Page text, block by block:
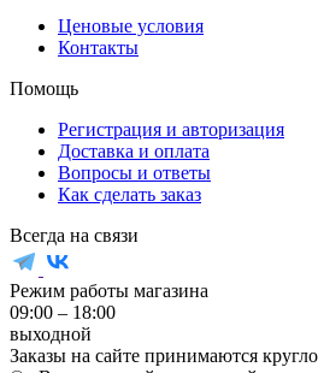
Ценовые условия
Контакты
Помощь
Регистрация и авторизация
Доставка и оплата
Вопросы и ответы
Как сделать заказ
Всегда на связи
Режим работы магазина
09:00 – 18:00
выходной
Заказы на сайте принимаются